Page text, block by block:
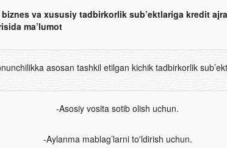
va xususiy tadbirkorlik sub’ektlariga kredit
ma’lumot
asosan tashkil etilgan kichik tadbirkorlik
-Asosiy vosita sotib olish uchun.
-Aylanma mablag’larni to'ldirish uchun.